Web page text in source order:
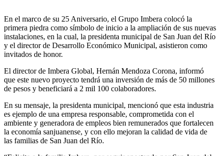
En el marco de su 25 Aniversario, el Grupo Imbera colocó la
primera piedra como símbolo de inicio a la ampliación de sus nuevas
instalaciones, en la cual, la presidenta municipal de San Juan del Río
y el director de Desarrollo Económico Municipal, asistieron como
invitados de honor.
El director de Imbera Global, Hernán Mendoza Corona, informó
que este nuevo proyecto tendrá una inversión de más de 50 millones
de pesos y beneficiará a 2 mil 100 colaboradores.
En su mensaje, la presidenta municipal, mencionó que esta industria
es ejemplo de una empresa responsable, comprometida con el
ambiente y generadora de empleos bien remunerados que fortalecen
la economía sanjuanense, y con ello mejoran la calidad de vida de
las familias de San Juan del Río.